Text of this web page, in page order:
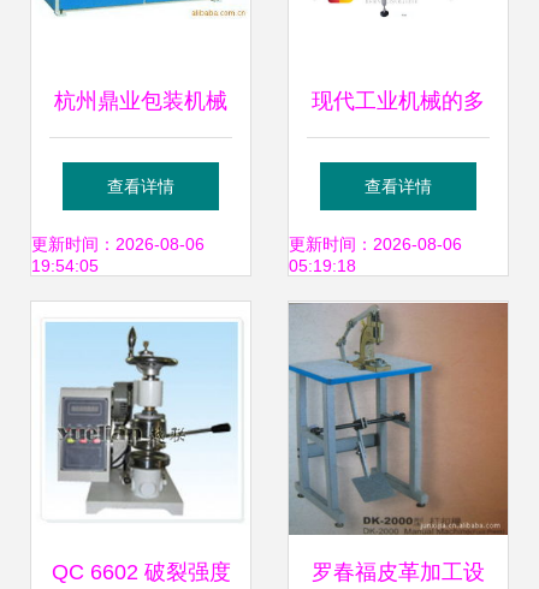
杭州鼎业包装机械
专业皮革加工设备
产品全览
查看详情
更新时间：2026-08-06
19:54:05
现代工业机械的多
元应用 自热米饭外
膜包装机、方便食
品生产线与皮革机
械的技术革新
查看详情
更新时间：2026-08-06
05:19:18
QC 6602 破裂强度 罗春福皮革加工设